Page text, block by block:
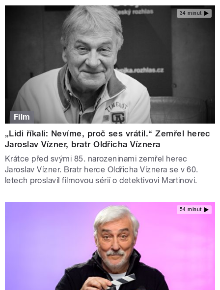
34 minut
Film
„Lidi říkali: Nevíme, proč ses vrátil.“ Zemřel herec
Jaroslav Vízner, bratr Oldřicha Víznera
Krátce před svými 85. narozeninami zemřel herec
Jaroslav Vízner. Bratr herce Oldřicha Víznera se v 60.
letech proslavil filmovou sérií o detektivovi Martinovi.
54 minut